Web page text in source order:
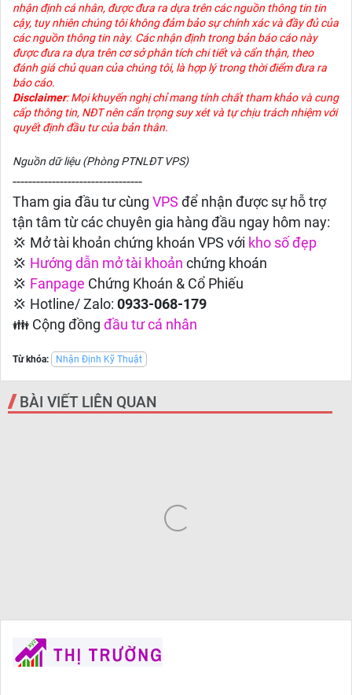
nhận định cá nhân, được đưa ra dựa trên các nguồn thông tin tin
cậy, tuy nhiên chúng tôi không đảm bảo sự chính xác và đầy đủ của
các nguồn thông tin này. Các nhận định trong bản báo cáo này
được đưa ra dựa trên cơ sở phân tích chi tiết và cẩn thận, theo
đánh giá chủ quan của chúng tôi, là hợp lý trong thời điểm đưa ra
báo cáo.
Disclaimer: Mọi khuyến nghị chỉ mang tính chất tham khảo và cung
cấp thông tin, NĐT nên cẩn trọng suy xét và tự chịu trách nhiệm với
quyết định đầu tư của bản thân.
Nguồn dữ liệu (Phòng PTNLĐT VPS)
---------------------------------
Tham gia đầu tư cùng VPS để nhận được sự hỗ trợ
tận tâm từ các chuyên gia hàng đầu ngay hôm nay:
💢 Mở tài khoản chứng khoán VPS với kho số đẹp
💢 Hướng dẫn mở tài khoản chứng khoán
💢 Fanpage Chứng Khoán & Cổ Phiếu
💢 Hotline/ Zalo: 0933-068-179
👪 Cộng đồng đầu tư cá nhân
Từ khóa: Nhận Định Kỹ Thuật
BÀI VIẾT LIÊN QUAN